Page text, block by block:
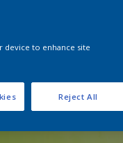
device to enhance site
Reject All